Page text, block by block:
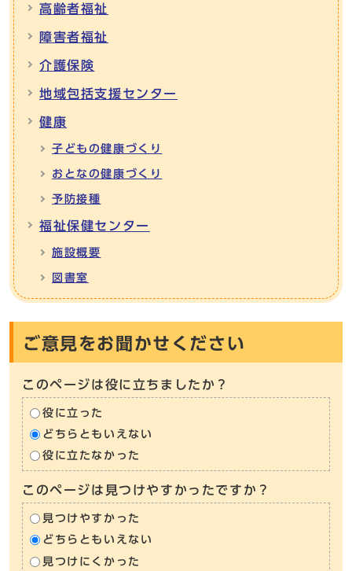
高齢者福祉
障害者福祉
介護保険
地域包括支援センター
健康
子どもの健康づくり
おとなの健康づくり
予防接種
福祉保健センター
施設概要
図書室
ご意見をお聞かせください
このページは役に立ちましたか？
役に立った
どちらともいえない
役に立たなかった
このページは見つけやすかったですか？
見つけやすかった
どちらともいえない
見つけにくかった